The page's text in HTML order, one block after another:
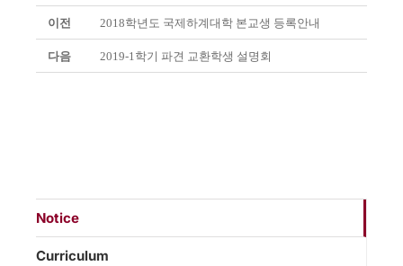
이전 2018학년도 국제하계대학 본교생 등록안내
다음 2019-1학기 파견 교환학생 설명회
Notice
Curriculum